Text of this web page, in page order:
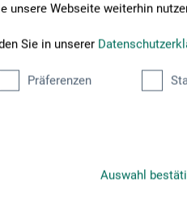
unsere Webseite weiterhin
Sie in unserer
Präferenzen
Auswahl